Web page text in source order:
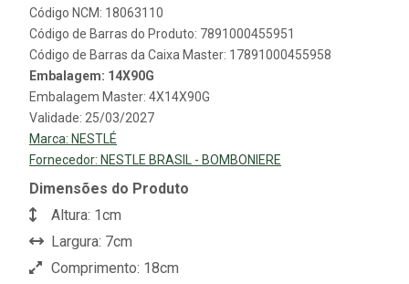
Código NCM: 18063110
Código de Barras do Produto: 7891000455951
Código de Barras da Caixa Master: 17891000455958
Embalagem: 14X90G
Embalagem Master: 4X14X90G
Validade: 25/03/2027
Marca: NESTLÉ
Fornecedor: NESTLE BRASIL - BOMBONIERE
Dimensões do Produto
Altura: 1cm
Largura: 7cm
Comprimento: 18cm